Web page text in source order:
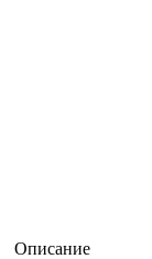
Описание